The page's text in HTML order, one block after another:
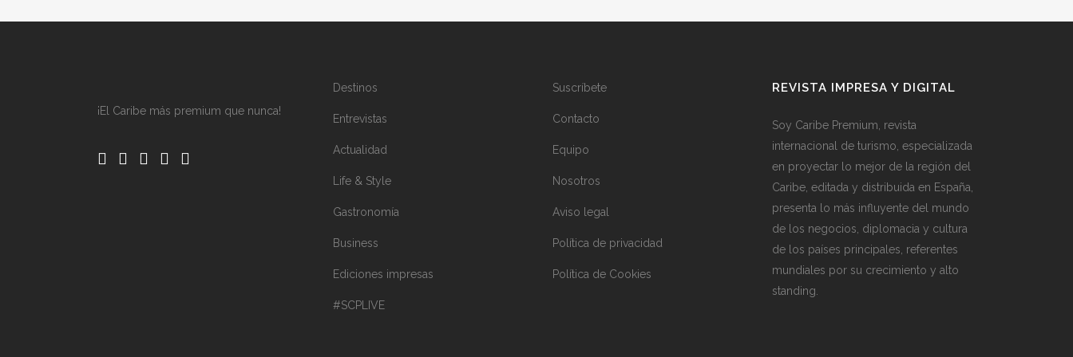
¡El Caribe más premium que nunca!
Destinos
Entrevistas
Actualidad
Life & Style
Gastronomía
Business
Ediciones impresas
#SCPLIVE
Suscríbete
Contacto
Equipo
Nosotros
Aviso legal
Política de privacidad
Política de Cookies
REVISTA IMPRESA Y DIGITAL
Soy Caribe Premium, revista
internacional de turismo, especializada
en proyectar lo mejor de la región del
Caribe, editada y distribuida en España,
presenta lo más influyente del mundo
de los negocios, diplomacia y cultura
de los países principales, referentes
mundiales por su crecimiento y alto
standing.